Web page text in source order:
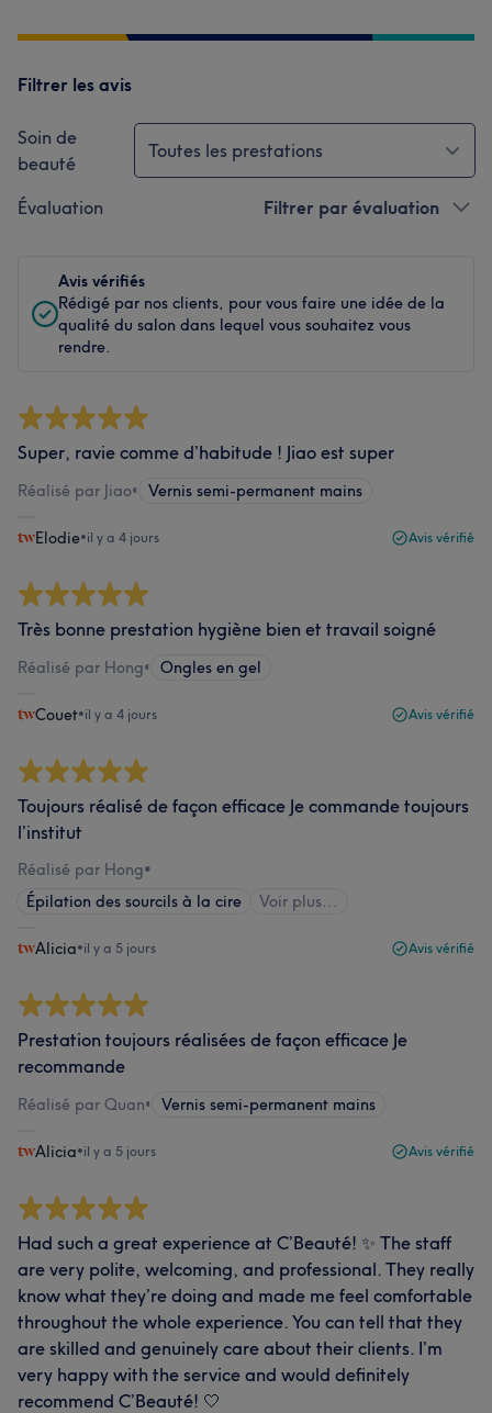
Filtrer les avis
Soin de
beauté
Toutes les prestations
Évaluation Filtrer par évaluation
Avis vérifiés
Rédigé par nos clients, pour vous faire une idée de la
qualité du salon dans lequel vous souhaitez vous
rendre.
Super, ravie comme d’habitude ! Jiao est super
Réalisé par Jiao• Vernis semi-permanent mains
Elodie•il y a 4 jours Avis vérifié
Très bonne prestation hygiène bien et travail soigné
Réalisé par Hong• Ongles en gel
Couet•il y a 4 jours Avis vérifié
Toujours réalisé de façon efficace Je commande toujours
l’institut
Réalisé par Hong•
Épilation des sourcils à la cire
Voir plus...
Alicia•il y a 5 jours Avis vérifié
Prestation toujours réalisées de façon efficace Je
recommande
Réalisé par Quan• Vernis semi-permanent mains
Alicia•il y a 5 jours Avis vérifié
Had such a great experience at C’Beauté! ✨ The staff
are very polite, welcoming, and professional. They really
know what they’re doing and made me feel comfortable
throughout the whole experience. You can tell that they
are skilled and genuinely care about their clients. I’m
very happy with the service and would definitely
recommend C’Beauté! 🤍